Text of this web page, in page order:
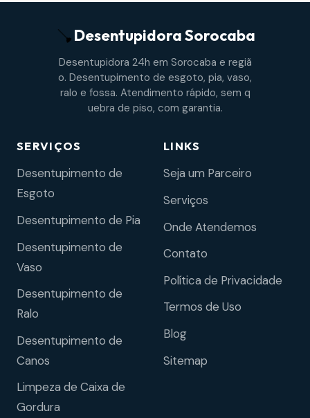
DesentupidoraSorocaba
Desentupidora 24h em Sorocaba e regiã
o. Desentupimento de esgoto, pia, vaso,
ralo e fossa. Atendimento rápido, sem q
uebra de piso, com garantia.
SERVIÇOS
Desentupimento de
Esgoto
Desentupimento de Pia
Desentupimento de
Vaso
Desentupimento de
Ralo
Desentupimento de
Canos
Limpeza de Caixa de
Gordura
LINKS
Seja um Parceiro
Serviços
Onde Atendemos
Contato
Política de Privacidade
Termos de Uso
Blog
Sitemap